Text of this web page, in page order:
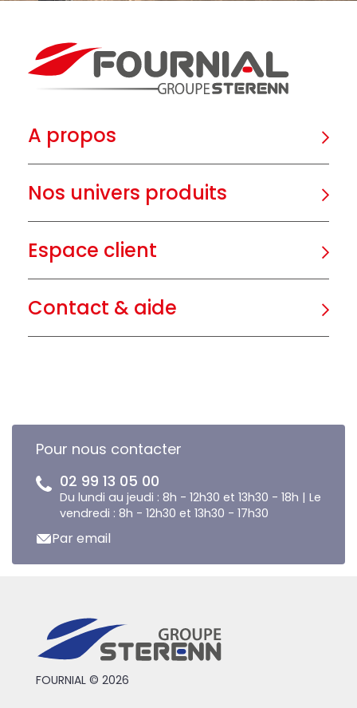
A propos
Nos univers produits
Espace client
Contact & aide
Pour nous contacter
02 99 13 05 00
Du lundi au jeudi : 8h - 12h30 et 13h30 - 18h | Le
vendredi : 8h - 12h30 et 13h30 - 17h30
Par email
FOURNIAL © 2026